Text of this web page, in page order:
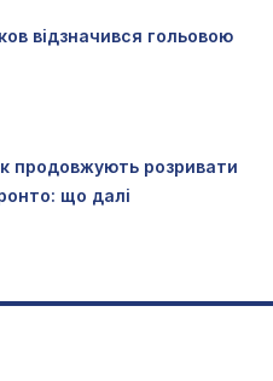
відзначився гольовою
продовжують розривати
що далі